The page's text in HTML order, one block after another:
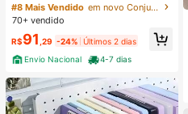
ademia Feminino – Blusa de Tule +
Top com Bojo + Calça Legging - Co
– Camiseta de Tule + Top com Bojo
#8 Mais Vendido
em novo Conjuntos esportivos femininos
70+ vendido
R$91 ,29 -24% Últimos 2 dias
Envio Nacional
4-7 dias